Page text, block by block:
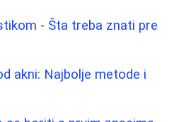
- Šta treba znati pre
akni: Najbolje metode i